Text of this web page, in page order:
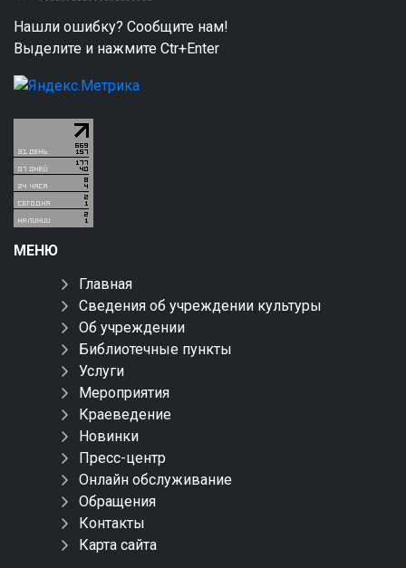
Нашли ошибку? Сообщите нам!
Выделите и нажмите Ctr+Enter
МЕНЮ
Главная
Сведения об учреждении культуры
Об учреждении
Библиотечные пункты
Услуги
Мероприятия
Краеведение
Новинки
Пресс-центр
Онлайн обслуживание
Обращения
Контакты
Карта сайта